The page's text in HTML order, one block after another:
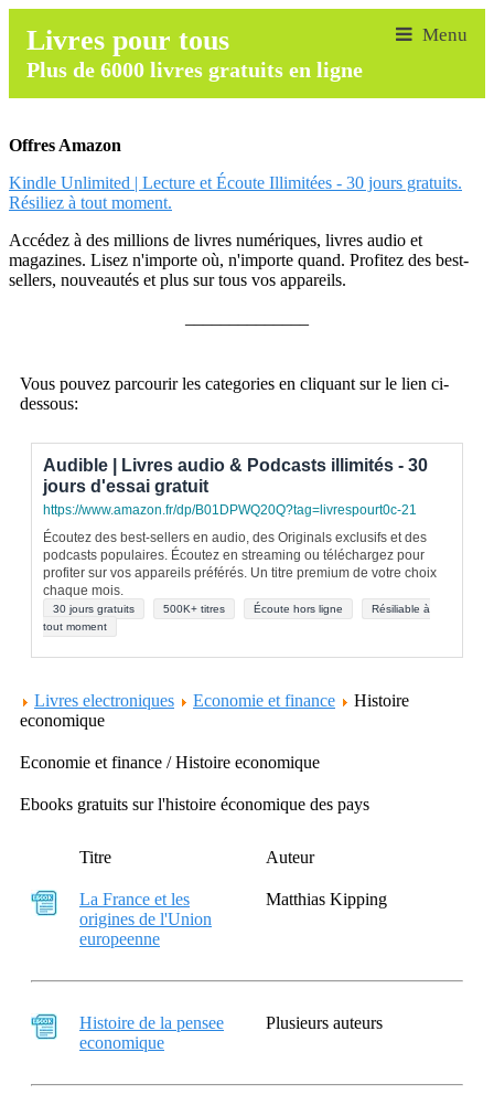
Livres pour tous
Plus de 6000 livres gratuits en ligne
Offres Amazon
Kindle Unlimited | Lecture et Écoute Illimitées - 30 jours gratuits.
Résiliez à tout moment.
Accédez à des millions de livres numériques, livres audio et
magazines. Lisez n'importe où, n'importe quand. Profitez des best-
sellers, nouveautés et plus sur tous vos appareils.
Vous pouvez parcourir les categories en cliquant sur le lien ci-
dessous:
Audible | Livres audio & Podcasts illimités - 30
jours d'essai gratuit
https://www.amazon.fr/dp/B01DPWQ20Q?tag=livrespourt0c-21
Écoutez des best-sellers en audio, des Originals exclusifs et des
podcasts populaires. Écoutez en streaming ou téléchargez pour
profiter sur vos appareils préférés. Un titre premium de votre choix
chaque mois.
30 jours gratuits 500K+ titres Écoute hors ligne
Résiliable à
tout moment
Livres electroniques Economie et finance
Histoire
economique
Economie et finance / Histoire economique
Ebooks gratuits sur l'histoire économique des pays
Titre Auteur
La France et les
origines de l'Union
europeenne
Matthias Kipping
Histoire de la pensee
economique
Plusieurs auteurs